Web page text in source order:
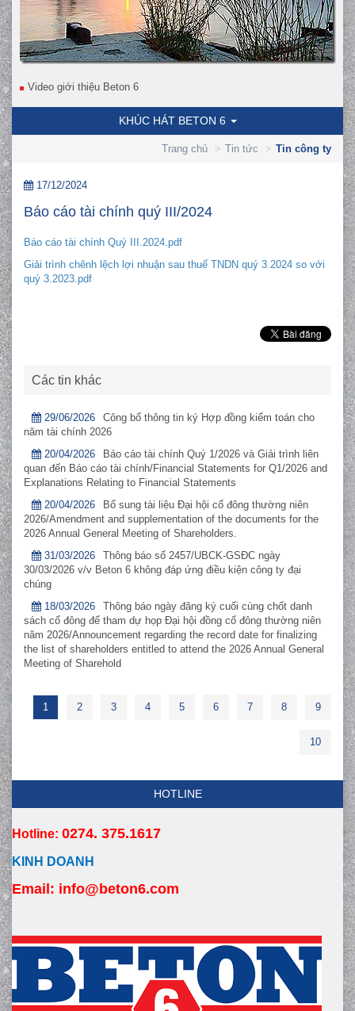
Video giới thiệu Beton 6
KHÚC HÁT BETON 6
Trang chủ Tin tức Tin công ty
17/12/2024
Báo cáo tài chính quý III/2024
Báo cáo tài chính Quý III.2024.pdf
Giải trình chênh lệch lợi nhuận sau thuế TNDN quý 3.2024 so với
quý 3.2023.pdf
Các tin khác
29/06/2026
Công bố thông tin ký Hợp đồng kiểm toán cho
năm tài chính 2026
20/04/2026
Báo cáo tài chính Quý 1/2026 và Giải trình liên
quan đến Báo cáo tài chính/Financial Statements for Q1/2026 and
Explanations Relating to Financial Statements
20/04/2026
Bổ sung tài liệu Đại hội cổ đông thường niên
2026/Amendment and supplementation of the documents for the
2026 Annual General Meeting of Shareholders.
31/03/2026
Thông báo số 2457/UBCK-GSĐC ngày
30/03/2026 v/v Beton 6 không đáp ứng điều kiện công ty đại
chúng
18/03/2026
Thông báo ngày đăng ký cuối cùng chốt danh
sách cổ đông để tham dự họp Đại hội đồng cổ đông thường niên
năm 2026/Announcement regarding the record date for finalizing
the list of shareholders entitled to attend the 2026 Annual General
Meeting of Sharehold
1 2 3 4 5 6 7 8 9
10
HOTLINE
Hotline: 0274. 375.1617
KINH DOANH
Email: info@beton6.com